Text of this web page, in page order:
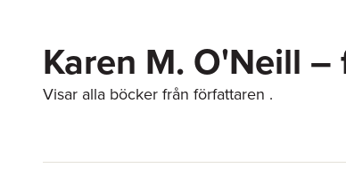
Karen M. O'Neill
Visar alla böcker från författaren .